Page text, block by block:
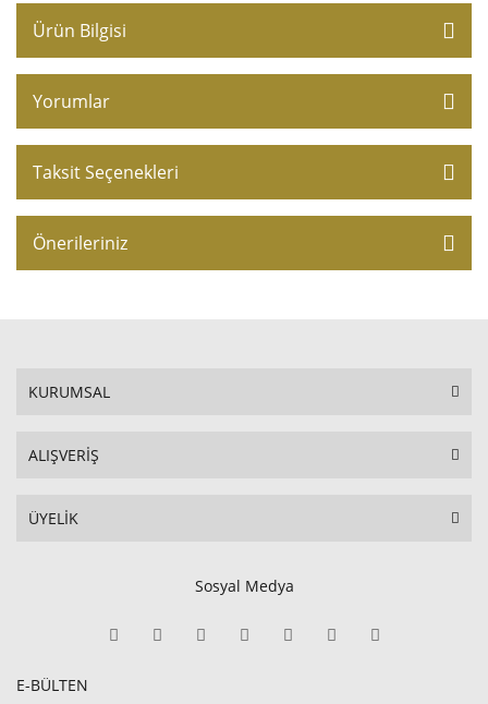
Ürün Bilgisi
Yorumlar
Taksit Seçenekleri
Önerileriniz
KURUMSAL
ALIŞVERİŞ
ÜYELİK
Sosyal Medya
E-BÜLTEN